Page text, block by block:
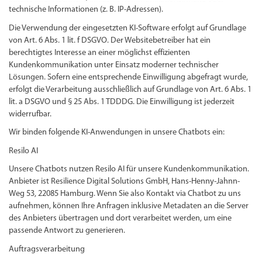
technische Informationen (z. B. IP-Adressen).
Die Verwendung der eingesetzten KI-Software erfolgt auf Grundlage
von Art. 6 Abs. 1 lit. f DSGVO. Der Websitebetreiber hat ein
berechtigtes Interesse an einer möglichst effizienten
Kundenkommunikation unter Einsatz moderner technischer
Lösungen. Sofern eine entsprechende Einwilligung abgefragt wurde,
erfolgt die Verarbeitung ausschließlich auf Grundlage von Art. 6 Abs. 1
lit. a DSGVO und § 25 Abs. 1 TDDDG. Die Einwilligung ist jederzeit
widerrufbar.
Wir binden folgende KI-Anwendungen in unsere Chatbots ein:
Resilo AI
Unsere Chatbots nutzen Resilo AI für unsere Kundenkommunikation.
Anbieter ist Resilience Digital Solutions GmbH, Hans-Henny-Jahnn-
Weg 53, 22085 Hamburg. Wenn Sie also Kontakt via Chatbot zu uns
aufnehmen, können Ihre Anfragen inklusive Metadaten an die Server
des Anbieters übertragen und dort verarbeitet werden, um eine
passende Antwort zu generieren.
Auftragsverarbeitung